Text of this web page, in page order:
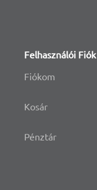
Felhasználói Fiók
Fiókom
Kosár
Pénztár